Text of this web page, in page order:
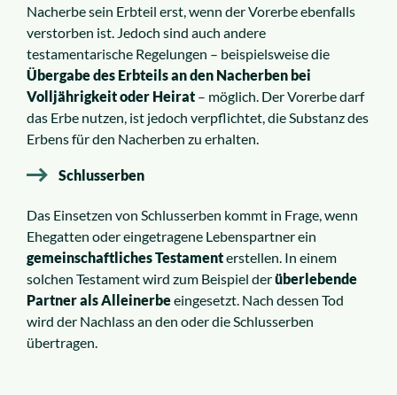
Nacherbe sein Erbteil erst, wenn der Vorerbe ebenfalls
verstorben ist. Jedoch sind auch andere
testamentarische Regelungen – beispielsweise die
Übergabe des Erbteils an den Nacherben bei
Volljährigkeit oder Heirat – möglich. Der Vorerbe darf
das Erbe nutzen, ist jedoch verpflichtet, die Substanz des
Erbens für den Nacherben zu erhalten.
Schlusserben
Das Einsetzen von Schlusserben kommt in Frage, wenn
Ehegatten oder eingetragene Lebenspartner ein
gemeinschaftliches Testamenterstellen. In einem
solchen Testament wird zum Beispiel derüberlebende
Partner als Alleinerbeeingesetzt. Nach dessen Tod
wird der Nachlass an den oder die Schlusserben
übertragen.